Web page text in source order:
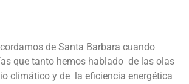
de Santa Barbara cuando
que tanto hemos hablado de las olas
climático y de la eficiencia energética